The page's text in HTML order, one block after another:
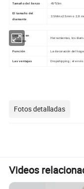
Tamaño del lienzo 45*55m
El tamaño del
diamante
2.5Mmx2.5mm o 2,8
Los kits en
conjunto
Herramientas, los
Función La decoración del
Las ventajas Dropshipping ; el
Fotos detalladas
Videos